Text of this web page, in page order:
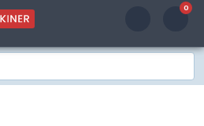
0